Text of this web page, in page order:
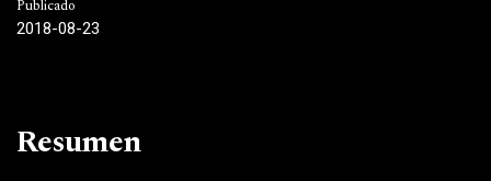
Publicado
2018-08-23
Resumen